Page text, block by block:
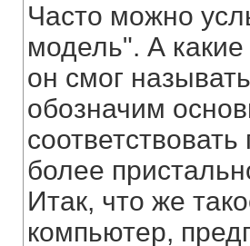
Часто можно
модель". А
он смог
обозначим
более
Итак, что же
компьютер,